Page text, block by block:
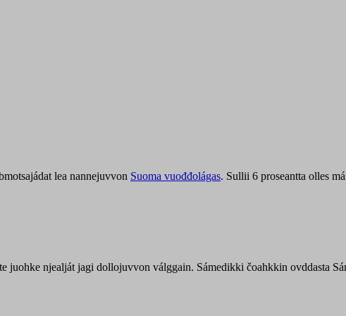
lea nannejuvvon Suoma vuođđolágas. Sullii 6 proseantta olles
juohke njealját jagi dollojuvvon válggain. Sámedikki čoahkkin ovddasta